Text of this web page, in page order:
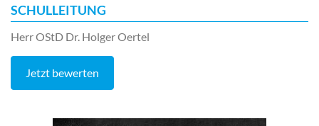
SCHULLEITUNG
Herr OStD Dr. Holger Oertel
Jetzt bewerten